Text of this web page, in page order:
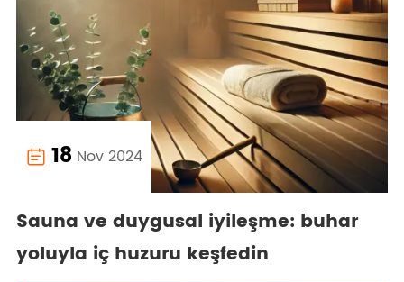
 18 Nov 2024
Sauna ve duygusal iyileşme: buhar
yoluyla iç huzuru keşfedin